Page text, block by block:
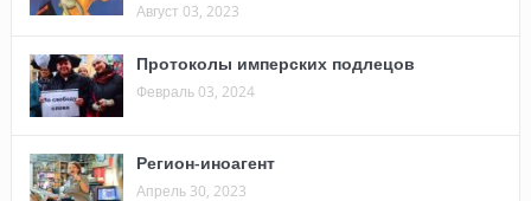
Август 03, 2023
Протоколы имперских подлецов
Февраль 03, 2024
Регион-иноагент
Апрель 30, 2023